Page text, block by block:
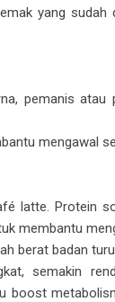
yang sudah
pemanis atau
mengawal
latte. Protein
membantu
berat badan
semakin
boost